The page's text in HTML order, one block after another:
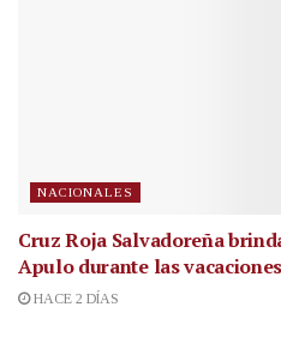
NACIONALES
Cruz Roja Salvadoreña
Apulo durante las
HACE 2 DÍAS